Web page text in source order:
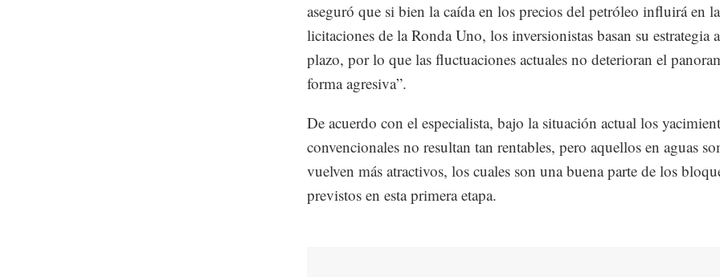
aseguró que si bien la caída en los precios del petróleo influirá en
licitaciones de la Ronda Uno, los inversionistas basan su estrategia
plazo, por lo que las fluctuaciones actuales no deterioran el
forma agresiva”.
De acuerdo con el especialista, bajo la situación actual los
convencionales no resultan tan rentables, pero aquellos en aguas
vuelven más atractivos, los cuales son una buena parte de los
previstos en esta primera etapa.